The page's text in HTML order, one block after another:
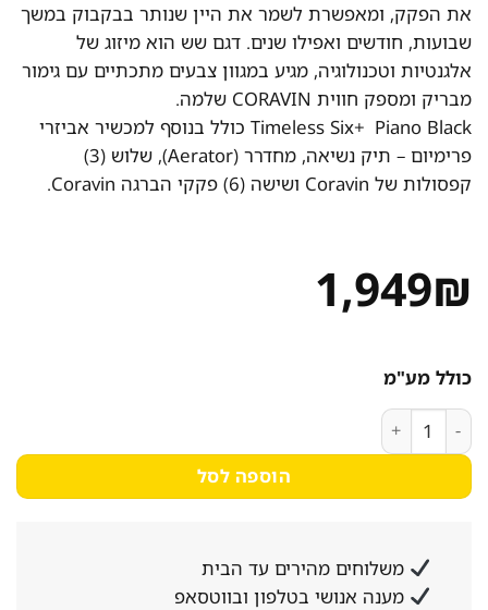
את הפקק, ומאפשרת לשמר את היין שנותר בבקבוק במשך
שבועות, חודשים ואפילו שנים. דגם שש הוא מיזוג של
אלגנטיות וטכנולוגיה, מגיע במגוון צבעים מתכתיים עם גימור
מבריק ומספק חווית CORAVIN שלמה.
Timeless Six+ Piano Black כולל בנוסף למכשיר אביזרי
פרימיום – תיק נשיאה, מחדרר (Aerator), שלוש (3)
קפסולות של Coravin ושישה (6) פקקי הברגה Coravin.
1,949₪
כולל מע"מ
כמות של CORAVIN Timeless Six+ Piano Black – מערכת לשימור ולמזיגת יין
הוספה לסל
משלוחים מהירים עד הבית
מענה אנושי בטלפון ובווטסאפ